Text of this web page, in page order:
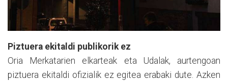
Piztuera ekitaldi publikorik ez
Oria Merkatarien elkarteak eta Udalak, aurtengoan
piztuera ekitaldi ofizialik ez egitea erabaki dute. Azken